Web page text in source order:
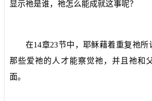
显示祂是谁，祂怎么能成就这事呢？
在14章23节中，耶稣藉着重复祂所
那些爱祂的人才能察觉祂，并且祂和
面。